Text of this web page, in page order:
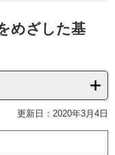
めざした基
更新日：2020年3月4日